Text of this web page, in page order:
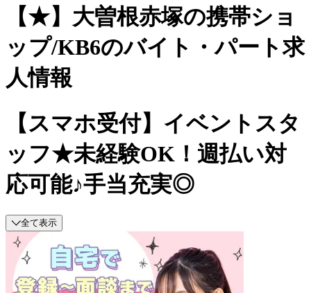
【★】大曽根赤塚の携帯ショ
ップ/KB6のバイト・パート求
人情報
【スマホ受付】イベントスタ
ッフ★未経験OK！週払い対
応可能♪手当充実◎
全て表示